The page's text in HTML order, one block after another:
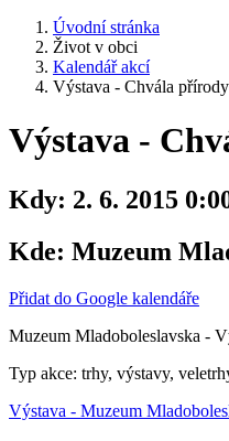
Úvodní stránka
Život v obci
Kalendář akcí
Výstava - Chvála přírody
Výstava -
Kdy: 2. 6. 2015
Kde: Muzeum
Přidat do Google kalendáře
Muzeum Mladoboleslavska -
Typ akce: trhy, výstavy,
Výstava - Muzeum